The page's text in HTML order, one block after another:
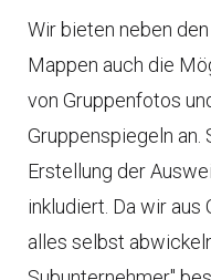
Wir bieten neben
Mappen auch die
von Gruppenfotos
Gruppenspiegeln
Erstellung der
inkludiert. Da wir
alles selbst